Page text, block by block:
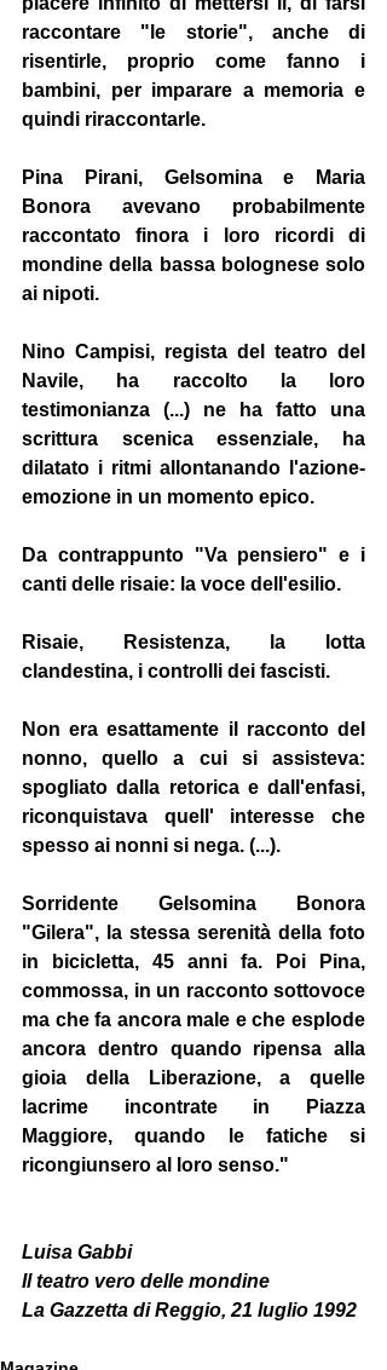
raccontare "le storie", anche di
risentirle, proprio come fanno i
bambini, per imparare a memoria e
quindi riraccontarle.
Pina Pirani, Gelsomina e Maria
Bonora avevano probabilmente
raccontato finora i loro ricordi di
mondine della bassa bolognese solo
ai nipoti.
Nino Campisi, regista del teatro del
Navile, ha raccolto la loro
testimonianza (...) ne ha fatto una
scrittura scenica essenziale, ha
dilatato i ritmi allontanando l'azione-
emozione in un momento epico.
Da contrappunto "Va pensiero" e i
canti delle risaie: la voce dell'esilio.
Risaie, Resistenza, la lotta
clandestina, i controlli dei fascisti.
Non era esattamente il racconto del
nonno, quello a cui si assisteva:
spogliato dalla retorica e dall'enfasi,
riconquistava quell' interesse che
spesso ai nonni si nega. (...).
Sorridente Gelsomina Bonora
"Gilera", la stessa serenità della foto
in bicicletta, 45 anni fa. Poi Pina,
commossa, in un racconto sottovoce
ma che fa ancora male e che esplode
ancora dentro quando ripensa alla
gioia della Liberazione, a quelle
lacrime incontrate in Piazza
Maggiore, quando le fatiche si
ricongiunsero al loro senso."
Luisa Gabbi
Il teatro vero delle mondine
La Gazzetta di Reggio, 21 luglio 1992